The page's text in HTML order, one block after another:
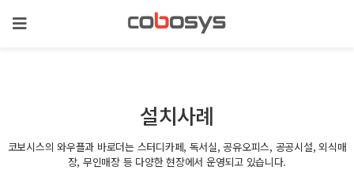
설치사례
코보시스의 와우플과 바로더는 스터디카페, 독서실, 공유오피스, 공공시설, 외식매
장, 무인매장 등 다양한 현장에서 운영되고 있습니다.